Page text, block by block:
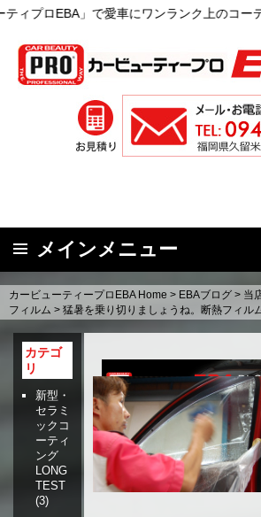
にワンランク上のコーティングを
メインメニュー
コ
ン
カービューティープロEBA Home > EBAブログ > 当
フィルム > 猛暑を乗り切りましょうね。断熱フィル
カテゴ
リ
新型・
セラミ
ックコ
ーティ
ング
LONG
TEST
(3)